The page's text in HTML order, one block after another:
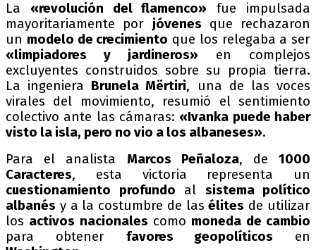
La «revolución del flamenco» fue impulsada
mayoritariamente por jóvenes que rechazaron
un modelo de crecimiento que los relegaba a ser
«limpiadores y jardineros» en complejos
excluyentes construidos sobre su propia tierra.
La ingeniera Brunela Mërtiri, una de las voces
virales del movimiento, resumió el sentimiento
colectivo ante las cámaras: «Ivanka puede haber
visto la isla, pero no vio a los albaneses».
Para el analista Marcos Peñaloza, de1000
Caracteres, esta victoria representa un
cuestionamiento profundo al sistema político
albanés y a la costumbre de lasélites de utilizar
los activos nacionales como moneda de cambio
para obtener favores geopolíticos en